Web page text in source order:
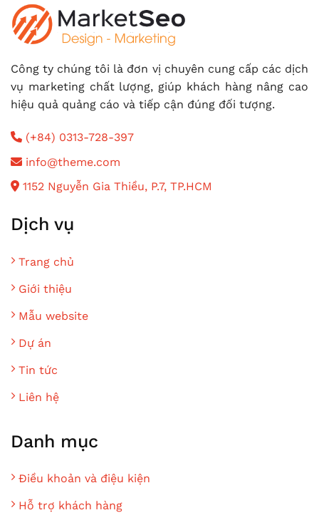
Công ty chúng tôi là đơn vị chuyên cung cấp các dịch
vụ marketing chất lượng, giúp khách hàng nâng cao
hiệu quả quảng cáo và tiếp cận đúng đối tượng.
(+84) 0313-728-397
info@theme.com
1152 Nguyễn Gia Thiều, P.7, TP.HCM
Dịch vụ
Trang chủ
Giới thiệu
Mẫu website
Dự án
Tin tức
Liên hệ
Danh mục
Điều khoản và điệu kiện
Hỗ trợ khách hàng